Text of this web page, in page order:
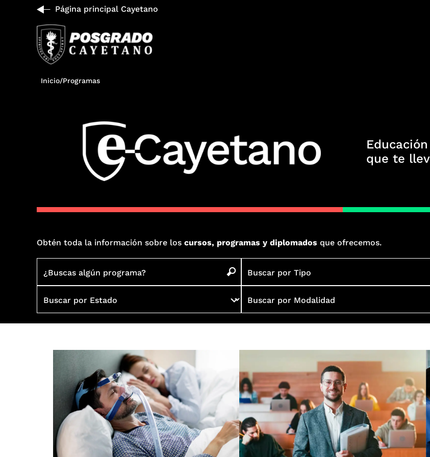
Página principal Cayetano
Inicio/Programas
que te
Obtén toda la información sobre los cursos, programas y diplomados que ofrecemos.
¿Buscas algún programa? Buscar por Tipo
Buscar por Estado Buscar por Modalidad